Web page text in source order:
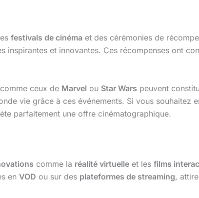
festivals de cinéma et des cérémonies de
inspirantes et innovantes. Ces récompenses ont
comme ceux de Marvel ou Star Wars peuvent
vie grâce à ces événements. Si vous
parfaitement une offre cinématographique.
comme la réalité virtuelle et les films
en VOD ou sur des plateformes de streaming,